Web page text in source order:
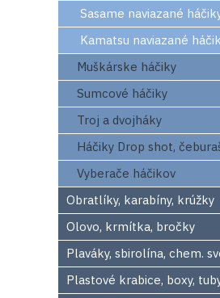
Sasame naviazané
Kamatsu naviazané
Muškárske háčiky
Sumcové háčiky
Troj a dvojháky
Háčiky Drop shot,
Vyberače háčikov
Obratlíky, karabíny, krúžky
Olovo, krmítka, bročky
Plaváky, sbirolína, chem.
Plastové krabice, boxy,